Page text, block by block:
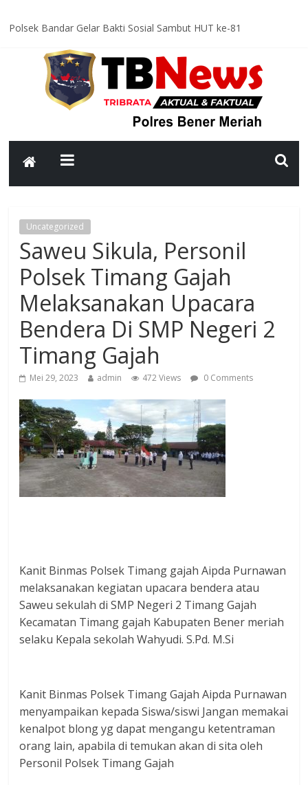
Polsek Bandar Gelar Bakti Sosial Sambut HUT ke-81
Satlantas Polres Bener Meriah Intensifkan Patroli Malam, Cegah
Balap Liar dan Tekan Angka Kecelakaan
Asah Kemampuan Personel, Polres Bener Meriah Gelar Latihan
Dalmas Tingkatkan Kesiapsiagaan Hadapi Gangguan Kamtibmas
Patroli Malam Polsek Wih Pesam Intensifkan Antisipasi
Ajak Warga Tingkatkan Kewaspadaan dan Jaga Kamtibmas
Uncategorized
Saweu Sikula, Personil
Polsek Timang Gajah
Melaksanakan Upacara
Bendera Di SMP Negeri 2
Timang Gajah
Mei 29, 2023 admin 472 Views 0 Comments
Kanit Binmas Polsek Timang gajah Aipda Purnawan
melaksanakan kegiatan upacara bendera atau
Saweu sekulah di SMP Negeri 2 Timang Gajah
Kecamatan Timang gajah Kabupaten Bener meriah
selaku Kepala sekolah Wahyudi. S.Pd. M.Si
Kanit Binmas Polsek Timang Gajah Aipda Purnawan
menyampaikan kepada Siswa/siswi Jangan memakai
kenalpot blong yg dapat mengangu ketentraman
orang lain, apabila di temukan akan di sita oleh
Personil Polsek Timang Gajah